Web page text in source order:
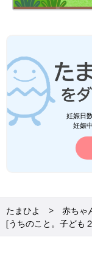
妊娠日
妊娠
たまひよ 赤ちゃ
[うちのこと。子ども